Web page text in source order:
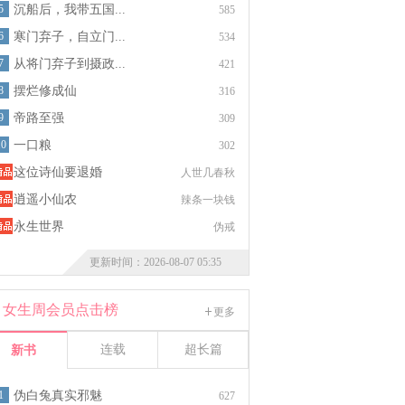
585
沉船后，我带五国...
534
寒门弃子，自立门...
421
从将门弃子到摄政...
316
摆烂修成仙
309
帝路至强
302
一口粮
人世几春秋
这位诗仙要退婚
辣条一块钱
逍遥小仙农
伪戒
永生世界
更新时间：2026-08-07 05:35
更多
女生周会员点击榜
新书 连载 超长篇
627
1 伪白兔真实邪魅